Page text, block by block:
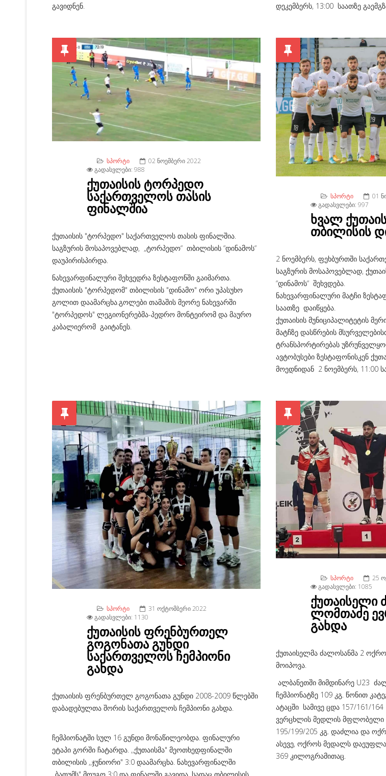
გავიდნენ.
დეკემბერს, 13:00 საათზე
ᲡᲞᲝᲠᲢᲘ
02 ᲜᲝᲔᲛᲑᲔᲠᲘ 2022
ᲒᲐᲓᲐᲡᲕᲚᲔᲑᲘ: 988
ქუთაისის ტორპედო
საქართველოს თასის
ფინალშია
ქუთაისის "ტორპედო" საქართველოს თასის ფინალშია.
საგზურის მოსაპოვებლად, „ტორპედო“ თბილისის “დინამოს“
დაუპირისპირდა.
ნახევარფინალური შეხვედრა ზესტაფონში გაიმართა.
ქუთაისის "ტორპედომ" თბილისის "დინამო" ორი უპასუხო
გოლით დაამარცხა.გოლები თამაშის მეორე ნახევარში
"ტორპედოს" ლეგიონერებმა-პედრო მონტეირომ და მაურო
კაბალიერომ გაიტანეს.
ᲡᲞᲝᲠᲢᲘ
01
ᲒᲐᲓᲐᲡᲕᲚᲔᲑᲘ: 997
ხვალ
თბილისის
2 ნოემბერს, ფეხბურთში
საგზურის მოსაპოვებლად,
“დინამოს“ შეხვდება.
ნახევარფინალური მატჩი
საათზე დაიწყება.
ქუთაისის მუნიციპალიტეტის
მატჩზე დასწრების
ტრანსპორტირებას
ავტობუსები ზესტაფონისკენ
მოედნიდან 2 ნოემბერს, 11:00
ᲡᲞᲝᲠᲢᲘ
31 ᲝᲥᲢᲝᲛᲑᲔᲠᲘ 2022
ᲒᲐᲓᲐᲡᲕᲚᲔᲑᲘ: 1130
ქუთაისის ფრენბურთელ
გოგონათა გუნდი
საქართველოს ჩემპიონი
გახდა
ქუთაისის ფრენბურთელ გოგონათა გუნდი 2008-2009 წლებში
დაბადებულთა შორის საქართველოს ჩემპიონი გახდა.
ჩემპიონატში სულ 16 გუნდი მონაწილეობდა. ფინალური
ეტაპი გორში ჩატარდა. ,,ქუთაისმა" მეოთხედფინალში
თბილისის ,,ჯუნიორი" 3:0 დაამარცხა. ნახევარფინალში
,,ბათუმს" მოუგო 3:0 და ფინალში გავიდა, სადაც თბილისის
ᲡᲞᲝᲠᲢᲘ
25
ᲒᲐᲓᲐᲡᲕᲚᲔᲑᲘ: 1085
ქუთაისელი
ლომთაძე
გახდა
ქუთაისელმა ძალოსანმა 2
მოიპოვა.
ალბანეთში მიმდინარე U23
ჩემპიონატზე 109 კგ. წონით
ატაცში სამივე ცდა 157/161/
ვერცხლის მედლის მფლობელი
195/199/205 კგ. დაძლია და
ასევე, ოქროს მედალს დაეუფლა
369 კილოგრამითაც.